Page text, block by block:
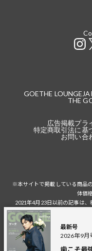
最新号
2026年9月
歯こそ最
GOETHE LOUNGE
THE
広告掲載プラ
特定商取引法に基
お問い合
※本サイトで掲載している商品
体価
2021年4月23日以前の記事は
税込の場合の税